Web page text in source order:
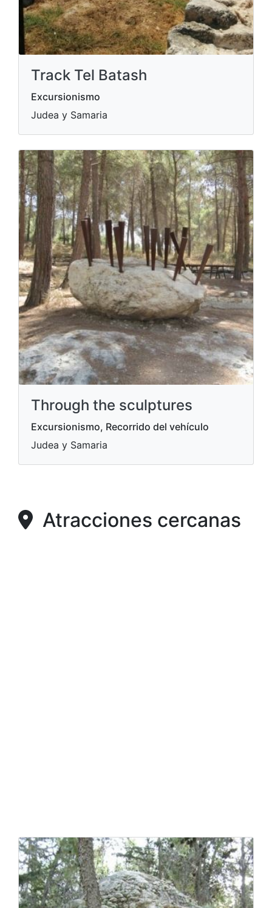
Track Tel Batash
Excursionismo
Judea y Samaria
Through the sculptures
Excursionismo, Recorrido del vehículo
Judea y Samaria
Atracciones cercanas